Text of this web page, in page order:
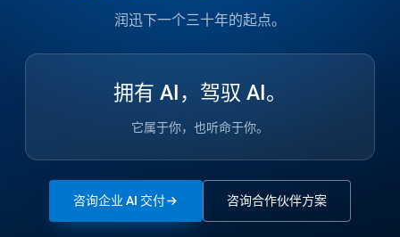
润迅下一个三十年的起点。
拥有 AI，驾驭 AI。
它属于你，也听命于你。
咨询企业 AI 交付 咨询合作伙伴方案